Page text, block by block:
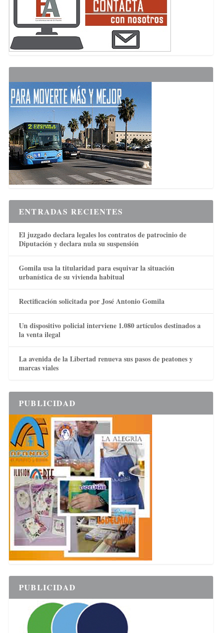
ENTRADAS RECIENTES
El juzgado declara legales los contratos de patrocinio de
Diputación y declara nula su suspensión
Gomila usa la titularidad para esquivar la situación
urbanística de su vivienda habitual
Rectificación solicitada por José Antonio Gomila
Un dispositivo policial interviene 1.080 artículos destinados a
la venta ilegal
La avenida de la Libertad renueva sus pasos de peatones y
marcas viales
PUBLICIDAD
PUBLICIDAD